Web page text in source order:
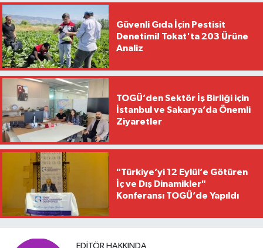
Güvenli Gıda İçin Pestisit
Denetimi! Tokat'ta 203 Ürüne
Analiz
TOGÜ’den Sektör İş Birliği için
İstanbul ve Sakarya’da Önemli
Ziyaretler
"Türkiye’yi 12 Eylül’e Götüren
İç ve Dış Dinamikler"
Konferansı TOGÜ’de Yapıldı
EDITÖR HAKKINDA